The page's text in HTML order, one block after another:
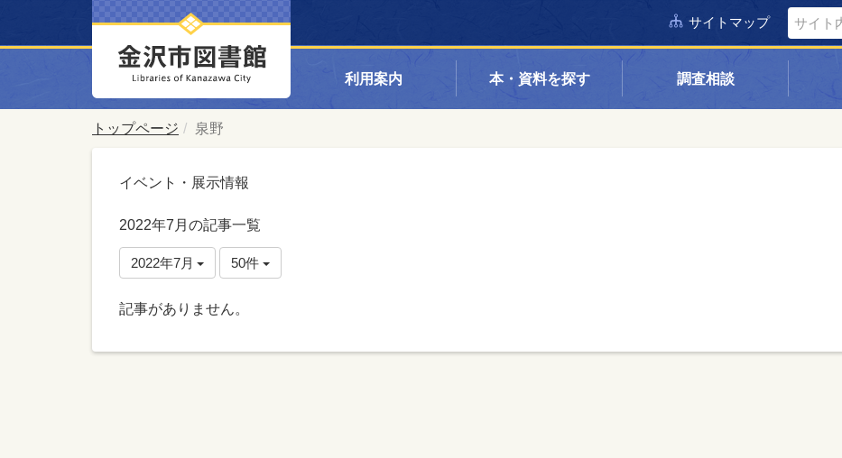
サイトマップ
利用案内 本・資料を探す 調査相談
トップページ 泉野
イベント・展示情報
2022年7月の記事一覧
2022年7月 50件
記事がありません。